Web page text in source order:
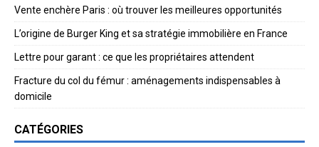
Vente enchère Paris : où trouver les meilleures opportunités
L’origine de Burger King et sa stratégie immobilière en France
Lettre pour garant : ce que les propriétaires attendent
Fracture du col du fémur : aménagements indispensables à
domicile
CATÉGORIES